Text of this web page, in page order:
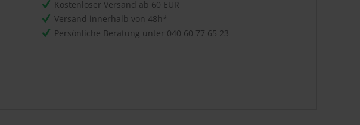
Kostenloser Versand ab 60 EUR
Versand innerhalb von 48h*
Persönliche Beratung unter 040 60 77 65 23